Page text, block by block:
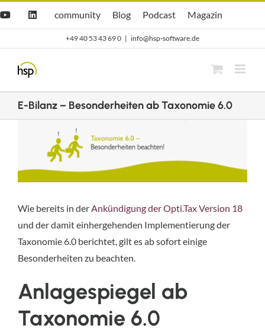
YouTubeLinkedIn
Hsp
community
community
hsp
Blog
Blog Opti.Cast
Podcast Opti.Mag
Magazin
+49 40 53 43 69 0 | info@hsp-software.de
E-Bilanz – Besonderheiten ab Taxonomie 6.0
grösseres
Wie bereits in derAnkündigung der Opti.Tax Version 18
und der damit einhergehenden Implementierung der
Taxonomie 6.0 berichtet, gilt es ab sofort einige
Besonderheiten zu beachten.
Anlagespiegel ab
Taxonomie 6.0